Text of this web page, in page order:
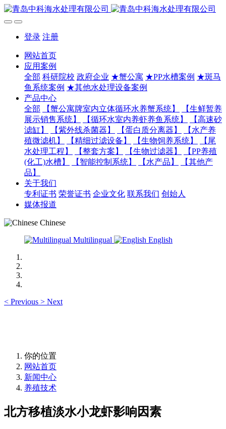
登录 注册
网站首页
应用案例
全部 科研院校 政府企业 ★蟹公寓 ★PP水槽案例 ★斑马
鱼系统案例 ★其他水处理设备案例
产品中心
全部
【蟹公寓牌室内立体循环水养蟹系统】
【生鲜暂养
展示销售系统】
【循环水室内养虾养鱼系统】
【高速砂
滤缸】
【紫外线杀菌器】 【蛋白质分离器】
【水产养
殖微滤机】
【精细过滤设备】 【生物饲养系统】
【尾
水处理工程】
【整套方案】 【生物过滤器】
【PP养殖
(化工)水槽】
【智能控制系统】 【水产品】
【其他产
品】
关于我们
专利证书 荣誉证书 企业文化 联系我们 创始人
媒体报道
Chinese
Multilingual
English
< Previous > Next
你的位置
网站首页
新闻中心
养殖技术
北方移植淡水小龙虾影响因素